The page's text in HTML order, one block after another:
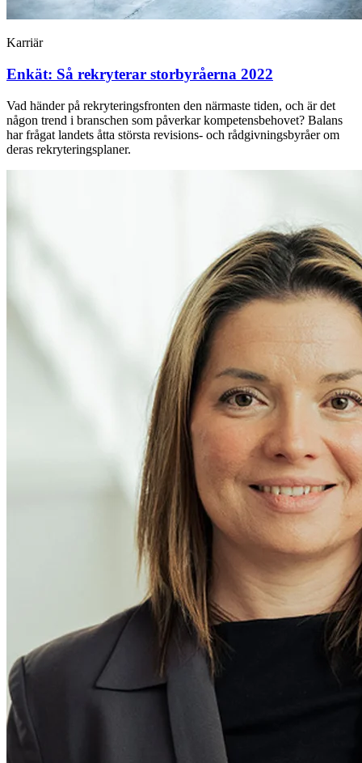
Karriär
Enkät: Så rekryterar storbyråerna 2022
Vad händer på rekryteringsfronten den närmaste tiden, och är det
någon trend i branschen som påverkar kompetensbehovet? Balans
har frågat landets åtta största revisions- och rådgivningsbyråer om
deras rekryteringsplaner.